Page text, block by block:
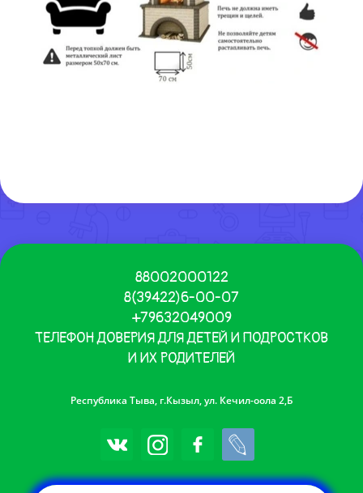
88002000122
8(39422)6-00-07
+79632049009
ТЕЛЕФОН ДОВЕРИЯ ДЛЯ ДЕТЕЙ И ПОДРОСТКОВ
И ИХ РОДИТЕЛЕЙ
Республика Тыва, г.Кызыл, ул. Кечил-оола 2,Б